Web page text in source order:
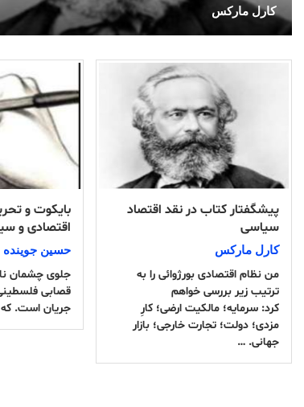
کارل مارکس
پیشگفتار کتاب در نقد اقتصاد
سیاسی
کارل مارکس
من نظام اقتصادی بورژوائی را به
ترتیب زیر بررسی خواهم
کرد: سرمایه؛ مالکیت ارضی؛ کارِ
مزدی؛ دولت؛ تجارت خارجی؛ بازار
جهانی. …
بایکوت و
اقتصادی و
حسين جوينده
جلوی چشمان
جریان است.